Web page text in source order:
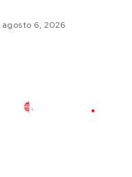
6, 2026